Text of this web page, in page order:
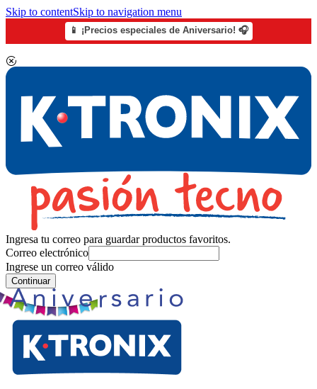
Skip to contentSkip to navigation menu
📱 ¡Precios especiales de Aniversario! 🎧
Ingresa tu correo para guardar productos favoritos.
Correo electrónico
Ingrese un correo válido
Continuar